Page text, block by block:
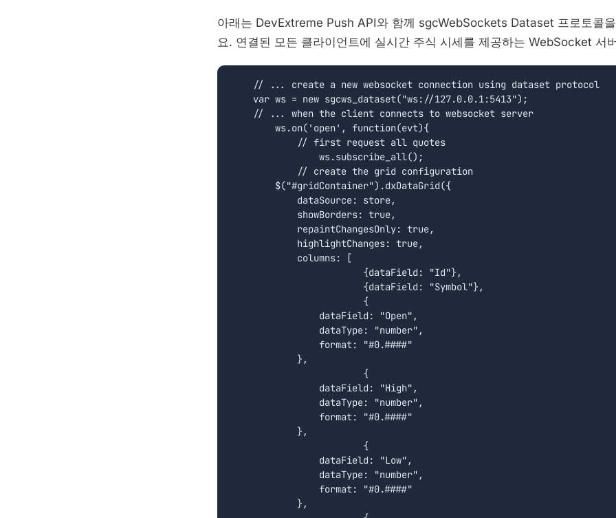
아래는 DevExtreme Push API와 함께 sgcWebSockets Dataset 프로토콜
요. 연결된 모든 클라이언트에 실시간 주식 시세를 제공하는 WebSocket 서
    // ... create a new websocket connection using dataset protocol
    var ws = new sgcws_dataset("ws://127.0.0.1:5413");
    // ... when the client connects to websocket server
        $("#gridContainer").dxDataGrid({
            dataSource: store,
            showBorders: true,
            repaintChangesOnly: true,
            highlightChanges: true,
            columns: [
                dataField: "Open",
                dataType: "number",
                format: "#0.####"
            },
                dataField: "High",
                dataType: "number",
                format: "#0.####"
            },
                dataField: "Low",
                dataType: "number",
                format: "#0.####"
            },